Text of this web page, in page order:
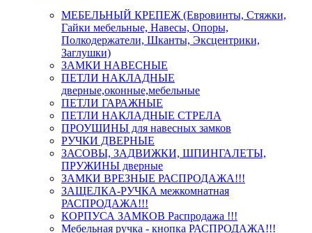
МЕБЕЛЬНЫЙ КРЕПЕЖ (Евровинты, Стяжки,
Гайки мебельные, Навесы, Опоры,
Полкодержатели, Шканты, Эксцентрики,
Заглушки)
ЗАМКИ НАВЕСНЫЕ
ПЕТЛИ НАКЛАДНЫЕ
дверные,оконные,мебельные
ПЕТЛИ ГАРАЖНЫЕ
ПЕТЛИ НАКЛАДНЫЕ СТРЕЛА
ПРОУШИНЫ для навесных замков
РУЧКИ ДВЕРНЫЕ
ЗАСОВЫ, ЗАДВИЖКИ, ШПИНГАЛЕТЫ,
ПРУЖИНЫ дверные
ЗАМКИ ВРЕЗНЫЕ РАСПРОДАЖА!!!
ЗАЩЕЛКА-РУЧКА межкомнатная
РАСПРОДАЖА!!!
КОРПУСА ЗАМКОВ Распродажа !!!
Мебельная ручка - кнопка РАСПРОДАЖА!!!